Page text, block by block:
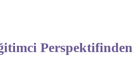
Perspektifinden